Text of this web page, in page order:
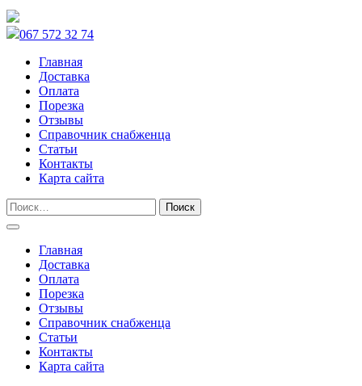
067 572 32 74
Главная
Доставка
Оплата
Порезка
Отзывы
Справочник снабженца
Статьи
Контакты
Карта сайта
Главная
Доставка
Оплата
Порезка
Отзывы
Справочник снабженца
Статьи
Контакты
Карта сайта